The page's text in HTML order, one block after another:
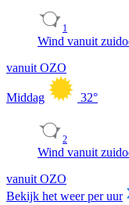
1
Wind vanuit
vanuit OZO
Middag 32°
2
Wind vanuit
vanuit OZO
Bekijk het weer per uur